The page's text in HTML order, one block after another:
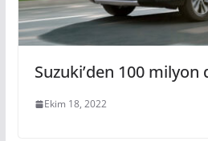
Suzuki’den 100 milyon
Ekim 18, 2022